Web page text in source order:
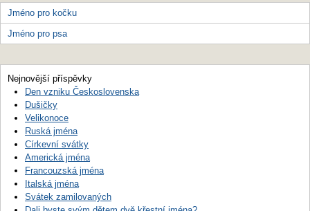
Jméno pro kočku
Jméno pro psa
Nejnovější příspěvky
Den vzniku Československa
Dušičky
Velikonoce
Ruská jména
Církevní svátky
Americká jména
Francouzská jména
Italská jména
Svátek zamilovaných